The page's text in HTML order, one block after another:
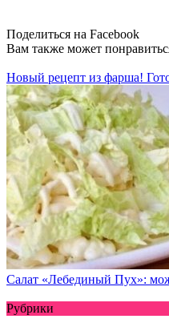
Поделиться на Facebook
Вам также может
Новый рецепт из фарша!
Салат «Лебединый Пух»:
Рубрики